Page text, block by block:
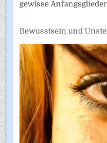
gewisse
Bewusstsein und